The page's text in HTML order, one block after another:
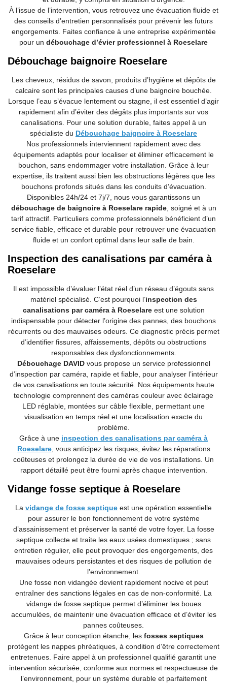
À l’issue de l’intervention, vous retrouvez une évacuation fluide et
des conseils d’entretien personnalisés pour prévenir les futurs
engorgements. Faites confiance à une entreprise expérimentée
pour un débouchage d’évier professionnel à Roeselare
Débouchage baignoire Roeselare
Les cheveux, résidus de savon, produits d’hygiène et dépôts de
calcaire sont les principales causes d’une baignoire bouchée.
Lorsque l’eau s’évacue lentement ou stagne, il est essentiel d’agir
rapidement afin d’éviter des dégâts plus importants sur vos
canalisations. Pour une solution durable, faites appel à un
spécialiste du Débouchage baignoire à Roeselare
Nos professionnels interviennent rapidement avec des
équipements adaptés pour localiser et éliminer efficacement le
bouchon, sans endommager votre installation. Grâce à leur
expertise, ils traitent aussi bien les obstructions légères que les
bouchons profonds situés dans les conduits d’évacuation.
Disponibles 24h/24 et 7j/7, nous vous garantissons un
débouchage de baignoire à Roeselare rapide, soigné et à un
tarif attractif. Particuliers comme professionnels bénéficient d’un
service fiable, efficace et durable pour retrouver une évacuation
fluide et un confort optimal dans leur salle de bain.
Inspection des canalisations par caméra à
Roeselare
Il est impossible d’évaluer l’état réel d’un réseau d’égouts sans
matériel spécialisé. C’est pourquoi l’inspection des
canalisations par caméra à Roeselareest une solution
indispensable pour détecter l’origine des pannes, des bouchons
récurrents ou des mauvaises odeurs. Ce diagnostic précis permet
d’identifier fissures, affaissements, dépôts ou obstructions
responsables des dysfonctionnements.
Débouchage DAVIDvous propose un service professionnel
d’inspection par caméra, rapide et fiable, pour analyser l’intérieur
de vos canalisations en toute sécurité. Nos équipements haute
technologie comprennent des caméras couleur avec éclairage
LED réglable, montées sur câble flexible, permettant une
visualisation en temps réel et une localisation exacte du
problème.
Grâce à une inspection des canalisations par caméra à
Roeselare, vous anticipez les risques, évitez les réparations
coûteuses et prolongez la durée de vie de vos installations. Un
rapport détaillé peut être fourni après chaque intervention.
Vidange fosse septique à Roeselare
La vidange de fosse septique est une opération essentielle
pour assurer le bon fonctionnement de votre système
d’assainissement et préserver la santé de votre foyer. La fosse
septique collecte et traite les eaux usées domestiques ; sans
entretien régulier, elle peut provoquer des engorgements, des
mauvaises odeurs persistantes et des risques de pollution de
l’environnement.
Une fosse non vidangée devient rapidement nocive et peut
entraîner des sanctions légales en cas de non-conformité. La
vidange de fosse septique permet d’éliminer les boues
accumulées, de maintenir une évacuation efficace et d’éviter les
pannes coûteuses.
Grâce à leur conception étanche, les fosses septiques
protègent les nappes phréatiques, à condition d’être correctement
entretenues. Faire appel à un professionnel qualifié garantit une
intervention sécurisée, conforme aux normes et respectueuse de
l’environnement, pour un système durable et parfaitement